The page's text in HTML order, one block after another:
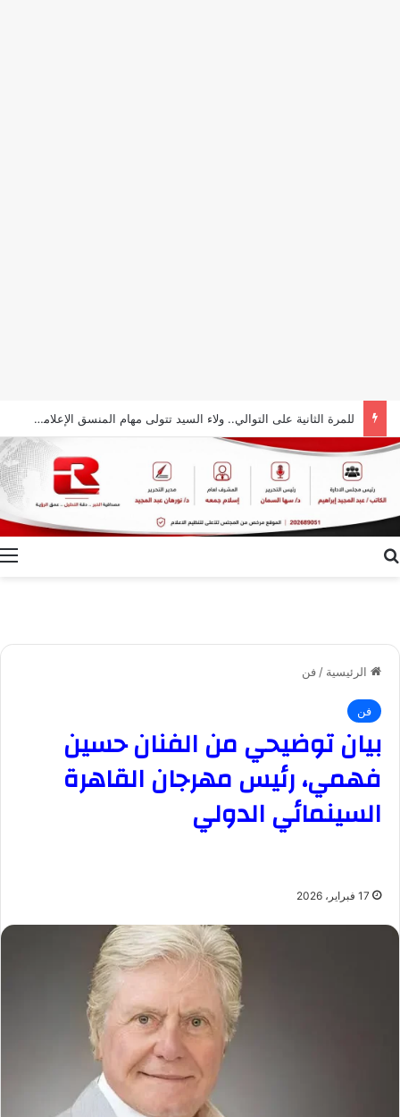
للمرة الثانية على التوالي.. ولاء السيد تتولى مهام المنسق الإعلامي لمهرجان “الأفضل بين الأفضل” في دورته الخامسة
الرئيسية / فن
فن
بيان توضيحي من الفنان حسين
فهمي، رئيس مهرجان القاهرة
السينمائي الدولي
17 فبراير، 2026